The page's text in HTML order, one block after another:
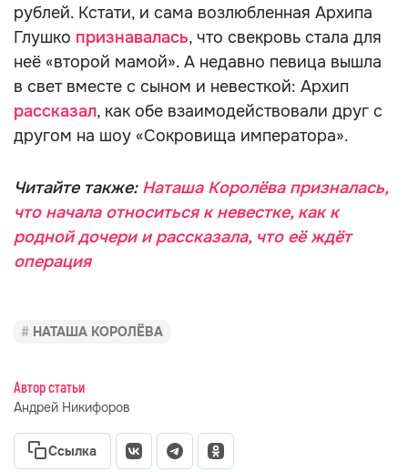
рублей. Кстати, и сама возлюбленная Архипа
Глушко признавалась, что свекровь стала для
неё «второй мамой». А недавно певица вышла
в свет вместе с сыном и невесткой: Архип
рассказал, как обе взаимодействовали друг с
другом на шоу «Сокровища императора».
Читайте также: Наташа Королёва призналась,
что начала относиться к невестке, как к
родной дочери и рассказала, что её ждёт
операция
НАТАША КОРОЛЁВА
Автор статьи
Андрей Никифоров
Ссылка